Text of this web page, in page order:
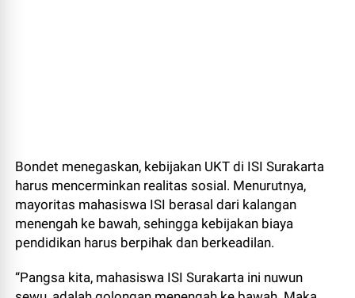
Bondet menegaskan, kebijakan UKT di ISI Surakarta
harus mencerminkan realitas sosial. Menurutnya,
mayoritas mahasiswa ISI berasal dari kalangan
menengah ke bawah, sehingga kebijakan biaya
pendidikan harus berpihak dan berkeadilan.
“Pangsa kita, mahasiswa ISI Surakarta ini nuwun